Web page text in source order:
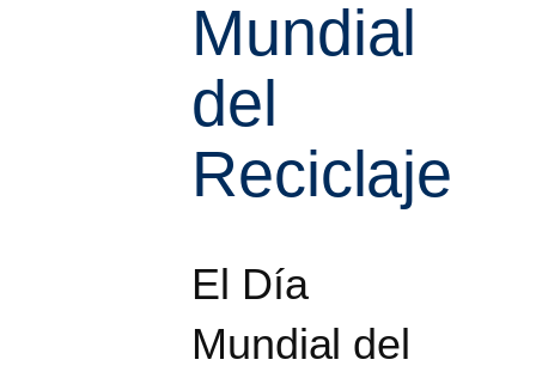
Mundial
del
Reciclaje
El Día
Mundial del